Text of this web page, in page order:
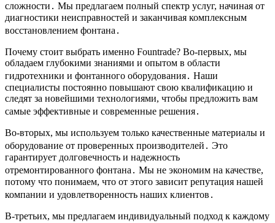
сложности․ Мы предлагаем полный спектр услуг, начиная от
диагностики неисправностей и заканчивая комплексным
восстановлением фонтана․
Почему стоит выбрать именно Fountrade? Во-первых, мы
обладаем глубокими знаниями и опытом в области
гидротехники и фонтанного оборудования․ Наши
специалисты постоянно повышают свою квалификацию и
следят за новейшими технологиями, чтобы предложить вам
самые эффективные и современные решения․
Во-вторых, мы используем только качественные материалы и
оборудование от проверенных производителей․ Это
гарантирует долговечность и надежность
отремонтированного фонтана․ Мы не экономим на качестве,
потому что понимаем, что от этого зависит репутация нашей
компании и удовлетворенность наших клиентов․
В-третьих, мы предлагаем индивидуальный подход к каждому